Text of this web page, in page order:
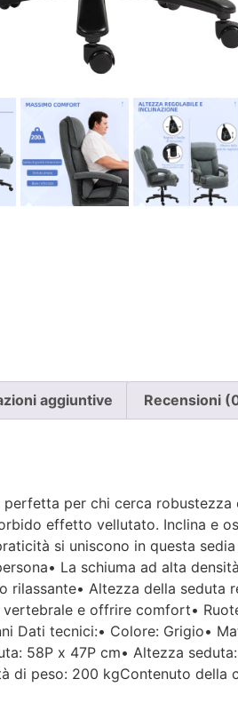
aggiuntive Recensioni
per chi cerca
effetto vellutato. Inclina e
si uniscono in questa
La schiuma ad alta
rilassante• Altezza della
e offrire comfort•
Dati tecnici:• Colore: Grigio•
58P x 47P cm• Altezza
di peso: 200 kgContenuto della